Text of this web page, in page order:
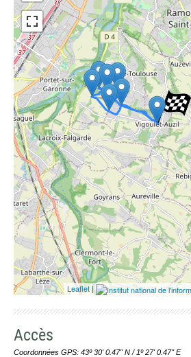
Leaflet |
Accès
Coordonnées GPS: 43º 30' 0.47'' N / 1º 27' 0.47'' E